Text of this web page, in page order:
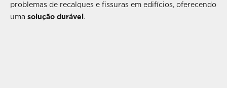
problemas de recalques e fissuras em edifícios, oferecendo
uma solução durável .